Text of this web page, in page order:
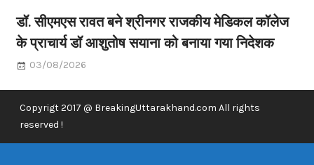
डॉ. सीएमएस रावत बने श्रीनगर राजकीय मेडिकल कॉलेज
के प्राचार्य डॉ आशुतोष सयाना को बनाया गया निदेशक
03/08/2026
Copyrigt 2017 @ BreakingUttarakhand.com All rights
reserved !